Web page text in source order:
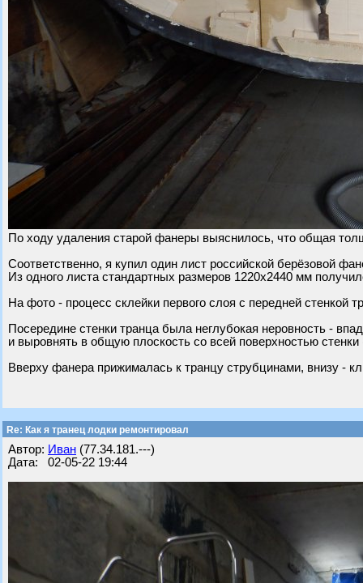
По ходу удаления старой фанеры выяснилось, что общая
Соответственно, я купил один лист российской берёзовой
Из одного листа стандартных размеров 1220х2440 мм
На фото - процесс склейки первого слоя с передней стенкой
Посередине стенки транца была неглубокая неровность -
и выровнять в общую плоскость со всей поверхностью
Вверху фанера прижималась к транцу струбцинами, внизу -
Re: Как я транец лодки ремонтировал
Автор: Иван (77.34.181.---)
Дата: 02-05-22 19:44